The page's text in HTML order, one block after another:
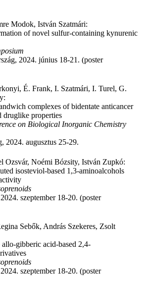
Modok, István Szatmári:
of novel sulfur-containing kynurenic
2024. június 18-21. (poster
É. Frank, I. Szatmári, I. Turel, G.
complexes of bidentate anticancer
druglike properties
on Biological Inorganic Chemistry
2024. augusztus 25-29.
Ozsvár, Noémi Bózsity, István Zupkó:
isosteviol-based 1,3-aminoalcohols
szeptember 18-20. (poster
Sebők, András Szekeres, Zsolt
gibberic acid-based 2,4-
szeptember 18-20. (poster